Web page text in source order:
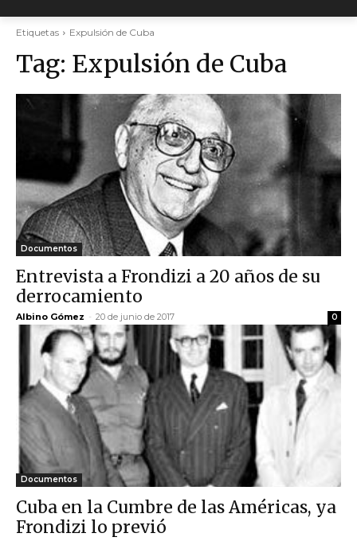
Etiquetas Expulsión de Cuba
Tag: Expulsión de Cuba
Documentos
Entrevista a Frondizi a 20 años de su
derrocamiento
Albino Gómez - 20 de junio de 2017 0
Documentos
Cuba en la Cumbre de las Américas, ya
Frondizi lo previó